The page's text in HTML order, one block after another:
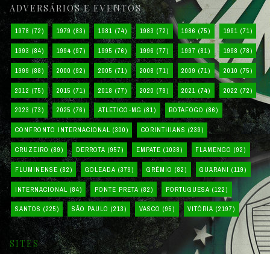
ADVERSÁRIOS E EVENTOS
1978 (72) 1979 (83) 1981 (74) 1983 (72) 1986 (75) 1991 (71)
1993 (84) 1994 (97) 1995 (76) 1996 (77) 1997 (81) 1998 (78)
1999 (88) 2000 (92) 2005 (71) 2008 (71) 2009 (71) 2010 (75)
2012 (75) 2015 (71) 2018 (77) 2020 (79) 2021 (74) 2022 (72)
2023 (73) 2025 (76) ATLÉTICO-MG (81) BOTAFOGO (86)
CONFRONTO INTERNACIONAL (300) CORINTHIANS (239)
CRUZEIRO (89) DERROTA (957) EMPATE (1038) FLAMENGO (92)
FLUMINENSE (82) GOLEADA (379) GRÊMIO (82) GUARANI (119)
INTERNACIONAL (84) PONTE PRETA (82) PORTUGUESA (122)
SANTOS (225) SÃO PAULO (213) VASCO (95) VITÓRIA (2197)
SITES